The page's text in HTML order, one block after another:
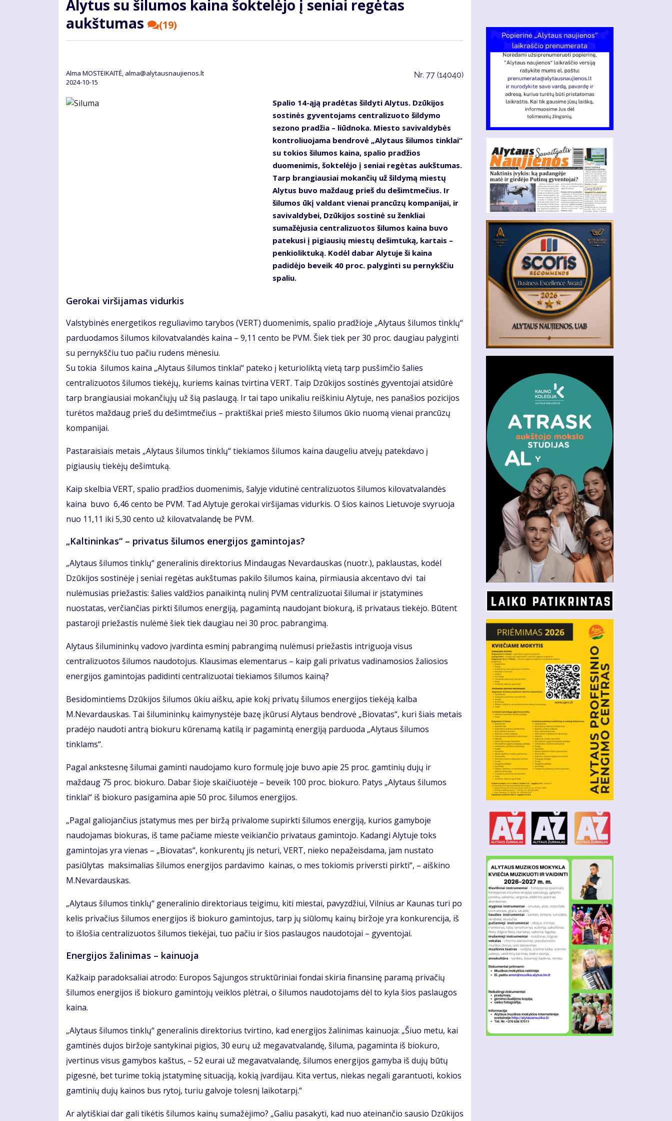
Alytus su šilumos kaina šoktelėjo į seniai regėtas
aukštumas
(19)
Alma MOSTEIKAITĖ, alma@alytausnaujienos.lt
2024-10-15
Nr. 77 (14040)
Spalio 14-ąją pradėtas šildyti Alytus. Dzūkijos
sostinės gyventojams centralizuoto šildymo
sezono pradžia – liūdnoka. Miesto savivaldybės
kontroliuojama bendrovė „Alytaus šilumos tinklai“
su tokios šilumos kaina, spalio pradžios
duomenimis, šoktelėjo į seniai regėtas aukštumas.
Tarp brangiausiai mokančių už šildymą miestų
Alytus buvo maždaug prieš du dešimtmečius. Ir
šilumos ūkį valdant vienai prancūzų kompanijai, ir
savivaldybei, Dzūkijos sostinė su ženkliai
sumažėjusia centralizuotos šilumos kaina buvo
patekusi į pigiausių miestų dešimtuką, kartais –
penkioliktuką. Kodėl dabar Alytuje ši kaina
padidėjo beveik 40 proc. palyginti su pernykščiu
spaliu.
Gerokai viršijamas vidurkis
Valstybinės energetikos reguliavimo tarybos (VERT) duomenimis, spalio pradžioje „Alytaus šilumos tinklų“
parduodamos šilumos kilovatvalandės kaina – 9,11 cento be PVM. Šiek tiek per 30 proc. daugiau palyginti
su pernykščiu tuo pačiu rudens mėnesiu.
Su tokia šilumos kaina „Alytaus šilumos tinklai“ pateko į keturioliktą vietą tarp pusšimčio šalies
centralizuotos šilumos tiekėjų, kuriems kainas tvirtina VERT. Taip Dzūkijos sostinės gyventojai atsidūrė
tarp brangiausiai mokančiųjų už šią paslaugą. Ir tai tapo unikaliu reiškiniu Alytuje, nes panašios pozicijos
turėtos maždaug prieš du dešimtmečius – praktiškai prieš miesto šilumos ūkio nuomą vienai prancūzų
kompanijai.
Pastaraisiais metais „Alytaus šilumos tinklų“ tiekiamos šilumos kaina daugeliu atvejų patekdavo į
pigiausių tiekėjų dešimtuką.
Kaip skelbia VERT, spalio pradžios duomenimis, šalyje vidutinė centralizuotos šilumos kilovatvalandės
kaina buvo 6,46 cento be PVM. Tad Alytuje gerokai viršijamas vidurkis. O šios kainos Lietuvoje svyruoja
nuo 11,11 iki 5,30 cento už kilovatvalandę be PVM.
„Kaltininkas“ – privatus šilumos energijos gamintojas?
„Alytaus šilumos tinklų“ generalinis direktorius Mindaugas Nevardauskas (nuotr.), paklaustas, kodėl
Dzūkijos sostinėje į seniai regėtas aukštumas pakilo šilumos kaina, pirmiausia akcentavo dvi tai
nulėmusias priežastis: šalies valdžios panaikintą nulinį PVM centralizuotai šilumai ir įstatymines
nuostatas, verčiančias pirkti šilumos energiją, pagamintą naudojant biokurą, iš privataus tiekėjo. Būtent
pastaroji priežastis nulėmė šiek tiek daugiau nei 30 proc. pabrangimą.
Alytaus šilumininkų vadovo įvardinta esminį pabrangimą nulėmusi priežastis intriguoja visus
centralizuotos šilumos naudotojus. Klausimas elementarus – kaip gali privatus vadinamosios žaliosios
energijos gamintojas padidinti centralizuotai tiekiamos šilumos kainą?
Besidomintiems Dzūkijos šilumos ūkiu aišku, apie kokį privatų šilumos energijos tiekėją kalba
M.Nevardauskas. Tai šilumininkų kaimynystėje bazę įkūrusi Alytaus bendrovė „Biovatas“, kuri šiais metais
pradėjo naudoti antrą biokuru kūrenamą katilą ir pagamintą energiją parduoda „Alytaus šilumos
tinklams“.
Pagal ankstesnę šilumai gaminti naudojamo kuro formulę joje buvo apie 25 proc. gamtinių dujų ir
maždaug 75 proc. biokuro. Dabar šioje skaičiuotėje – beveik 100 proc. biokuro. Patys „Alytaus šilumos
tinklai“ iš biokuro pasigamina apie 50 proc. šilumos energijos.
„Pagal galiojančius įstatymus mes per biržą privalome supirkti šilumos energiją, kurios gamyboje
naudojamas biokuras, iš tame pačiame mieste veikiančio privataus gamintojo. Kadangi Alytuje toks
gamintojas yra vienas – „Biovatas“, konkurentų jis neturi, VERT, nieko nepažeisdama, jam nustato
pasiūlytas maksimalias šilumos energijos pardavimo kainas, o mes tokiomis priversti pirkti“, – aiškino
M.Nevardauskas.
„Alytaus šilumos tinklų“ generalinio direktoriaus teigimu, kiti miestai, pavyzdžiui, Vilnius ar Kaunas turi po
kelis privačius šilumos energijos iš biokuro gamintojus, tarp jų siūlomų kainų biržoje yra konkurencija, iš
to išlošia centralizuotos šilumos tiekėjai, tuo pačiu ir šios paslaugos naudotojai – gyventojai.
Energijos žalinimas – kainuoja
Kažkaip paradoksaliai atrodo: Europos Sąjungos struktūriniai fondai skiria finansinę paramą privačių
šilumos energijos iš biokuro gamintojų veiklos plėtrai, o šilumos naudotojams dėl to kyla šios paslaugos
kaina.
„Alytaus šilumos tinklų“ generalinis direktorius tvirtino, kad energijos žalinimas kainuoja: „Šiuo metu, kai
gamtinės dujos biržoje santykinai pigios, 30 eurų už megavatvalandę, šiluma, pagaminta iš biokuro,
įvertinus visus gamybos kaštus, – 52 eurai už megavatvalandę, šilumos energijos gamyba iš dujų būtų
pigesnė, bet turime tokią įstatyminę situaciją, kokią įvardijau. Kita vertus, niekas negali garantuoti, kokios
gamtinių dujų kainos bus rytoj, turiu galvoje tolesnį laikotarpį.“
Ar alytiškiai dar gali tikėtis šilumos kainų sumažėjimo? „Galiu pasakyti, kad nuo ateinančio sausio Dzūkijos